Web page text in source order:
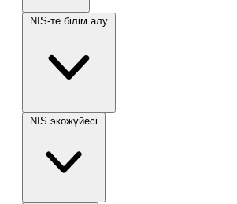
NIS-те білім алу
NIS экожүйесі